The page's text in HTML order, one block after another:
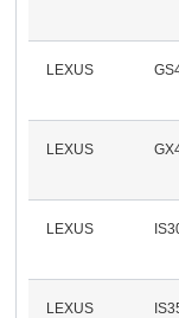
LEXUS
LEXUS
LEXUS
LEXUS